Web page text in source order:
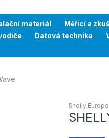
materiál Měřicí a
Datová technika
Shelly